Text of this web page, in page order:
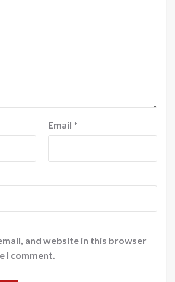
Email *
and website in this browser
I comment.